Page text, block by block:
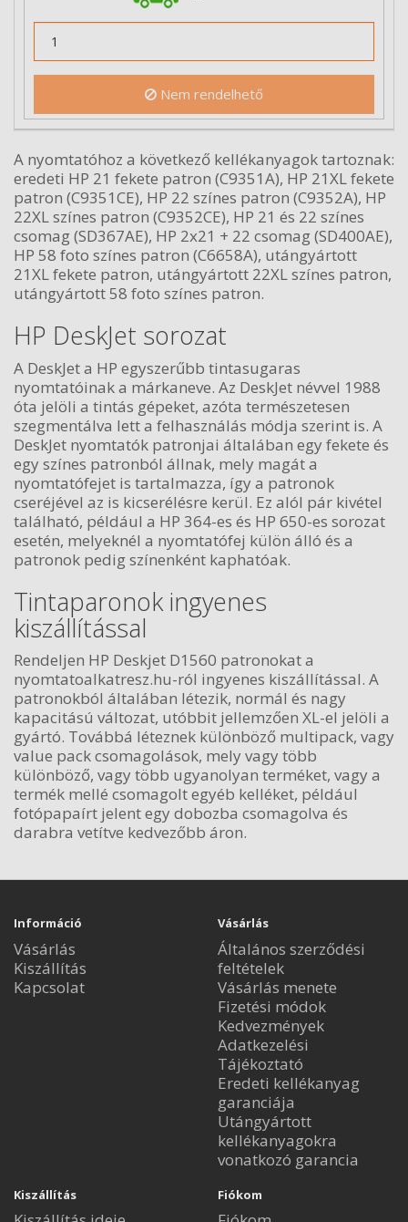
Nem rendelhető
A nyomtatóhoz a következő kellékanyagok tartoznak:
eredeti HP 21 fekete patron (C9351A), HP 21XL fekete
patron (C9351CE), HP 22 színes patron (C9352A), HP
22XL színes patron (C9352CE), HP 21 és 22 színes
csomag (SD367AE), HP 2x21 + 22 csomag (SD400AE),
HP 58 foto színes patron (C6658A), utángyártott
21XL fekete patron, utángyártott 22XL színes patron,
utángyártott 58 foto színes patron.
HP DeskJet sorozat
A DeskJet a HP egyszerűbb tintasugaras
nyomtatóinak a márkaneve. Az DeskJet névvel 1988
óta jelöli a tintás gépeket, azóta természetesen
szegmentálva lett a felhasználás módja szerint is. A
DeskJet nyomtatók patronjai általában egy fekete és
egy színes patronból állnak, mely magát a
nyomtatófejet is tartalmazza, így a patronok
cseréjével az is kicserélésre kerül. Ez alól pár kivétel
található, például a HP 364-es és HP 650-es sorozat
esetén, melyeknél a nyomtatófej külön álló és a
patronok pedig színenként kaphatóak.
Tintaparonok ingyenes
kiszállítással
Rendeljen HP Deskjet D1560 patronokat a
nyomtatoalkatresz.hu-ról ingyenes kiszállítással. A
patronokból általában létezik, normál és nagy
kapacitású változat, utóbbit jellemzően XL-el jelöli a
gyártó. Továbbá léteznek különböző multipack, vagy
value pack csomagolások, mely vagy több
különböző, vagy több ugyanolyan terméket, vagy a
termék mellé csomagolt egyéb kelléket, például
fotópapaírt jelent egy dobozba csomagolva és
darabra vetítve kedvezőbb áron.
Információ
Vásárlás
Kiszállítás
Kapcsolat
Vásárlás
Általános szerződési
feltételek
Vásárlás menete
Fizetési módok
Kedvezmények
Adatkezelési
Tájékoztató
Eredeti kellékanyag
garanciája
Utángyártott
kellékanyagokra
vonatkozó garancia
Kiszállítás Fiókom